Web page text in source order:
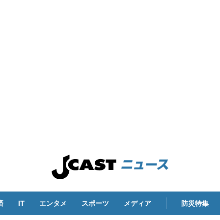
IT エンタメ スポーツ メディア 防災特集